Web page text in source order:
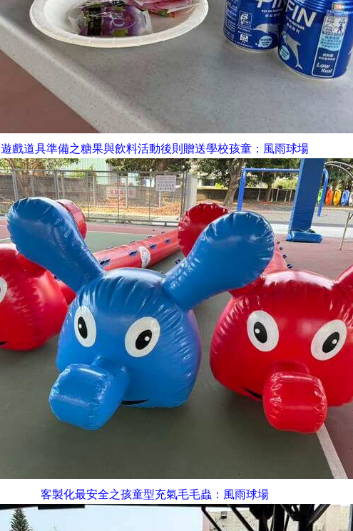
遊戲道具準備之糖果與飲料活動後則贈送學校孩童 ：風雨球場
客製化最安全之孩童型充氣毛毛蟲 ：風雨球場